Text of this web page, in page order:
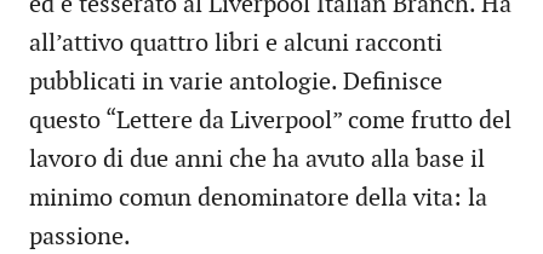
all’attivo quattro libri e alcuni racconti
pubblicati in varie antologie. Definisce
questo “Lettere da Liverpool” come frutto del
lavoro di due anni che ha avuto alla base il
minimo comun denominatore della vita: la
passione.